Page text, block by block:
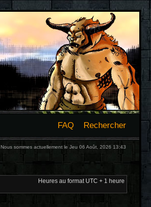
FAQ Rechercher
Nous sommes actuellement le Jeu 06 Août, 2026 13:43
Heures au format UTC + 1 heure